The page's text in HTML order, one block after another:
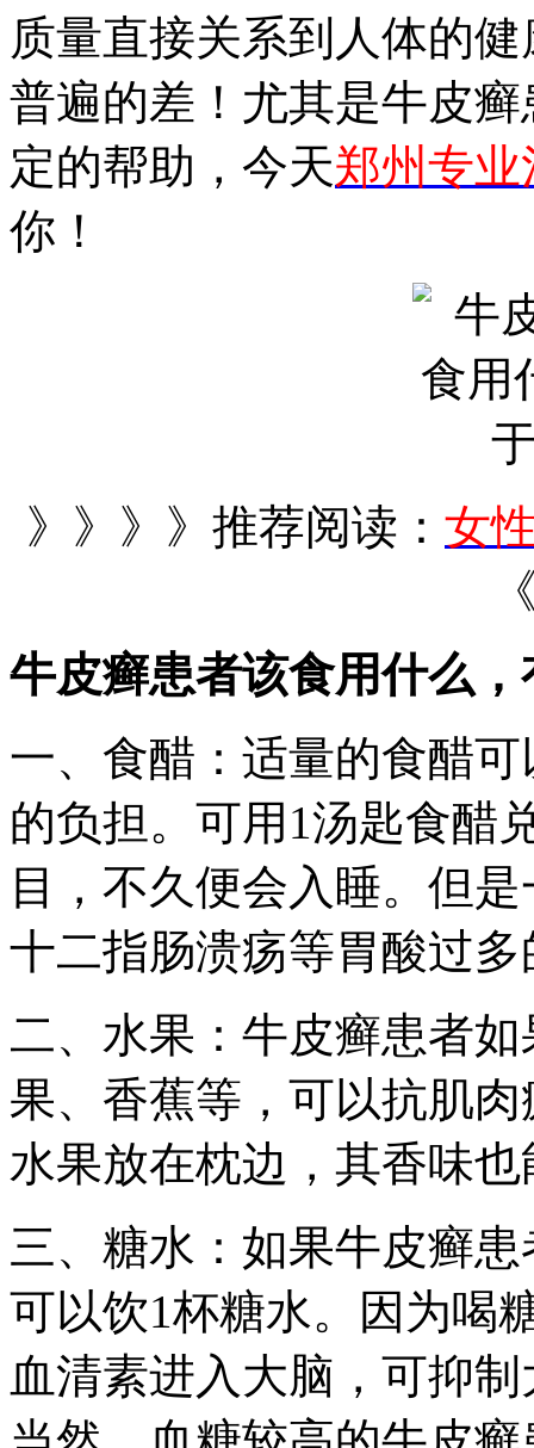
质量直接关系到人体的
普遍的差！尤其是牛皮
定的帮助，今天郑州专
你！
》》》》推荐阅读： 女
牛皮癣患者该食用什么
一、食醋：适量的食醋
的负担。可用1汤匙食醋
目，不久便会入睡。但
十二指肠溃疡等胃酸过
二、水果：牛皮癣患者
果、香蕉等，可以抗肌
水果放在枕边，其香味
三、糖水：如果牛皮癣
可以饮1杯糖水。因为喝
血清素进入大脑，可抑